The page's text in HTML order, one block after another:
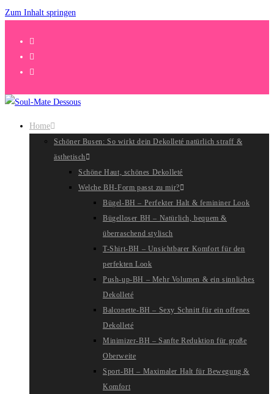
Zum Inhalt springen
Home
Schöner Busen: So wirkt dein Dekolleté natürlich straff &
ästhetisch
Schöne Haut, schönes Dekolleté
Welche BH-Form passt zu mir?
Bügel-BH – Perfekter Halt & femininer Look
Bügelloser BH – Natürlich, bequem &
überraschend stylisch
T-Shirt-BH – Unsichtbarer Komfort für den
perfekten Look
Push-up-BH – Mehr Volumen & ein sinnliches
Dekolleté
Balconette-BH – Sexy Schnitt für ein offenes
Dekolleté
Minimizer-BH – Sanfte Reduktion für große
Oberweite
Sport-BH – Maximaler Halt für Bewegung &
Komfort